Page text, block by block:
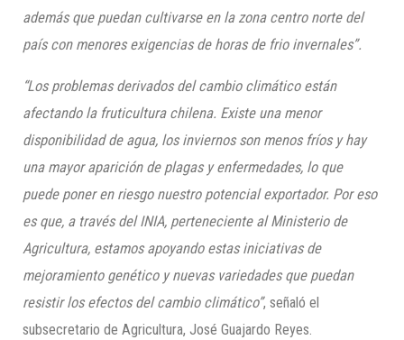
además que puedan cultivarse en la zona centro norte del
país con menores exigencias de horas de frio invernales”.
“Los problemas derivados del cambio climático están
afectando la fruticultura chilena. Existe una menor
disponibilidad de agua, los inviernos son menos fríos y hay
una mayor aparición de plagas y enfermedades, lo que
puede poner en riesgo nuestro potencial exportador. Por eso
es que, a través del INIA, perteneciente al Ministerio de
Agricultura, estamos apoyando estas iniciativas de
mejoramiento genético y nuevas variedades que puedan
resistir los efectos del cambio climático”, señaló el
subsecretario de Agricultura, José Guajardo Reyes.